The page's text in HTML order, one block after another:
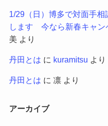
1/29（日）博多で対面手
します 今なら新春キャン
美 より
丹田とは に kuramitsu より
丹田とは に 凛より
アーカイブ